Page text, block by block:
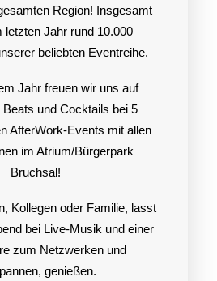
Region! Insgesamt
letzten Jahr rund 10.000
beliebten Eventreihe.
Jahr freuen wir uns auf
und Cocktails bei 5
AfterWork-Events mit allen
im Atrium/Bürgerpark
Bruchsal!
Kollegen oder Familie, lasst
bei Live-Musik und einer
zum Netzwerken und
genießen.